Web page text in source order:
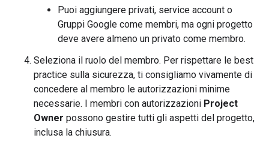
Puoi aggiungere privati, service account o
Gruppi Google come membri, ma ogni progetto
deve avere almeno un privato come membro.
Seleziona il ruolo del membro. Per rispettare le best
practice sulla sicurezza, ti consigliamo vivamente di
concedere al membro le autorizzazioni minime
necessarie. I membri con autorizzazioni Project
Owner possono gestire tutti gli aspetti del progetto,
inclusa la chiusura.